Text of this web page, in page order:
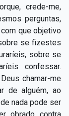
crede-me,
perguntas,
que objetivo
se fizestes
sobre se
confessar.
chamar-me
de alguém, ao
nada pode ser